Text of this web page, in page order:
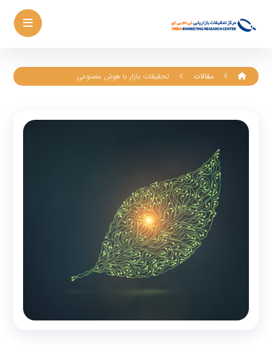
مقالات تحقیقات بازار با هوش مصنوعی